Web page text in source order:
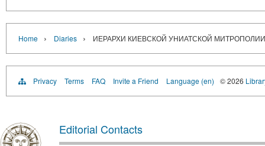
Home › Diaries › ИЕРАРХИ КИЕВСКОЙ УНИАТСКОЙ
Privacy Terms FAQ Invite a Friend Language (en) © 2026
Editorial Contacts